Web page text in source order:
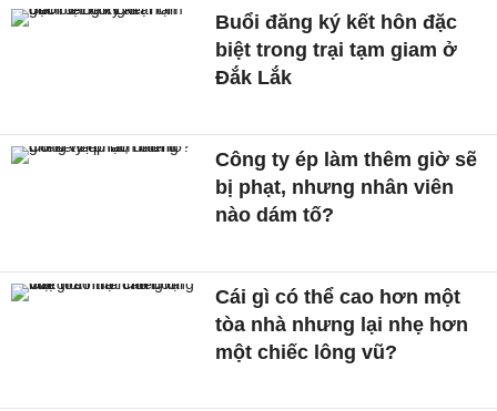
Buổi đăng ký kết hôn đặc
biệt trong trại tạm giam ở
Đắk Lắk
Công ty ép làm thêm giờ sẽ
bị phạt, nhưng nhân viên
nào dám tố?
Cái gì có thể cao hơn một
tòa nhà nhưng lại nhẹ hơn
một chiếc lông vũ?